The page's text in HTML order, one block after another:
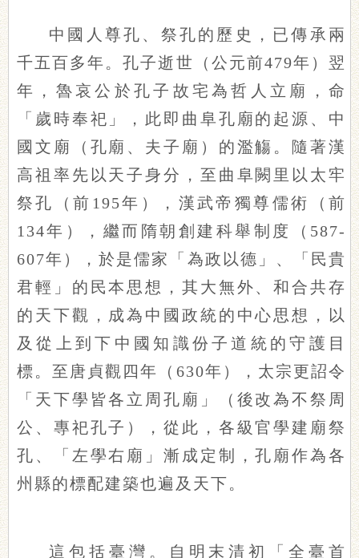
中國人尊孔、祭孔的歷史，已傳承兩
千五百多年。孔子逝世（公元前479年）翌
年，魯哀公於孔子故宅為哲人立廟，命
「歲時奉祀」，此即曲阜孔廟的起源、中
國文廟（孔廟、夫子廟）的濫觴。隨著漢
高祖率先以天子身分，至曲阜闕里以太牢
祭孔（前195年），漢武帝獨尊儒術（前
134年），繼而隋朝創建科舉制度（587-
607年），於是儒家「為政以德」、「民貴
君輕」的民本思想，其大無外、和合共存
的天下觀，成為中國政統的中心思想，以
及從上到下中國知識份子道統的守護目
標。至唐貞觀四年（630年），太宗更詔令
「天下學皆各立周孔廟」（後改為不祭周
公、專祀孔子），從此，各級官學建廟祭
孔、「左學右廟」漸成定制，孔廟作為各
州縣的標配建築也遍及天下。
這包括臺灣。自明末清初「全臺首